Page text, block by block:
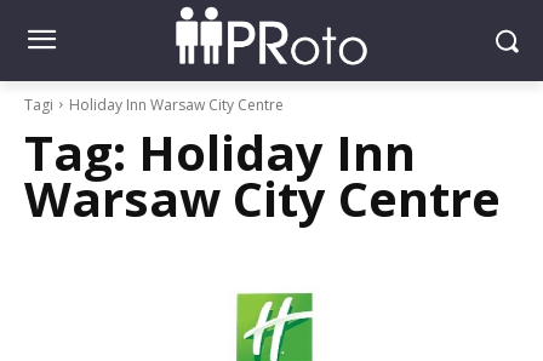
Tagi Holiday Inn Warsaw City Centre
Tag: Holiday Inn
Warsaw City Centre